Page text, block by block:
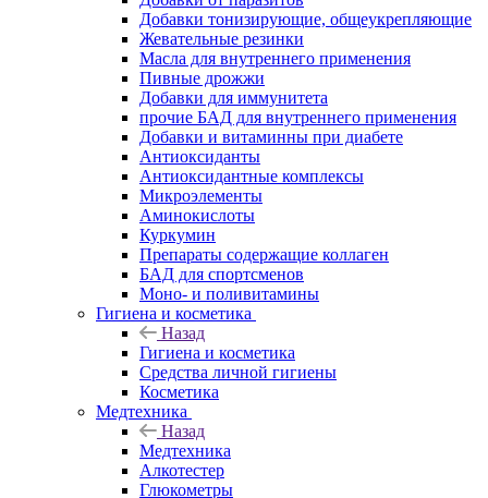
Добавки тонизирующие, общеукрепляющие
Жевательные резинки
Масла для внутреннего применения
Пивные дрожжи
Добавки для иммунитета
прочие БАД для внутреннего применения
Добавки и витаминны при диабете
Антиоксиданты
Антиоксидантные комплексы
Микроэлементы
Аминокислоты
Куркумин
Препараты содержащие коллаген
БАД для спортсменов
Моно- и поливитамины
Гигиена и косметика
Назад
Гигиена и косметика
Средства личной гигиены
Косметика
Медтехника
Назад
Медтехника
Алкотестер
Глюкометры